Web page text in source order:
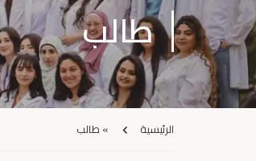
طالب
الرئيسية » طالب